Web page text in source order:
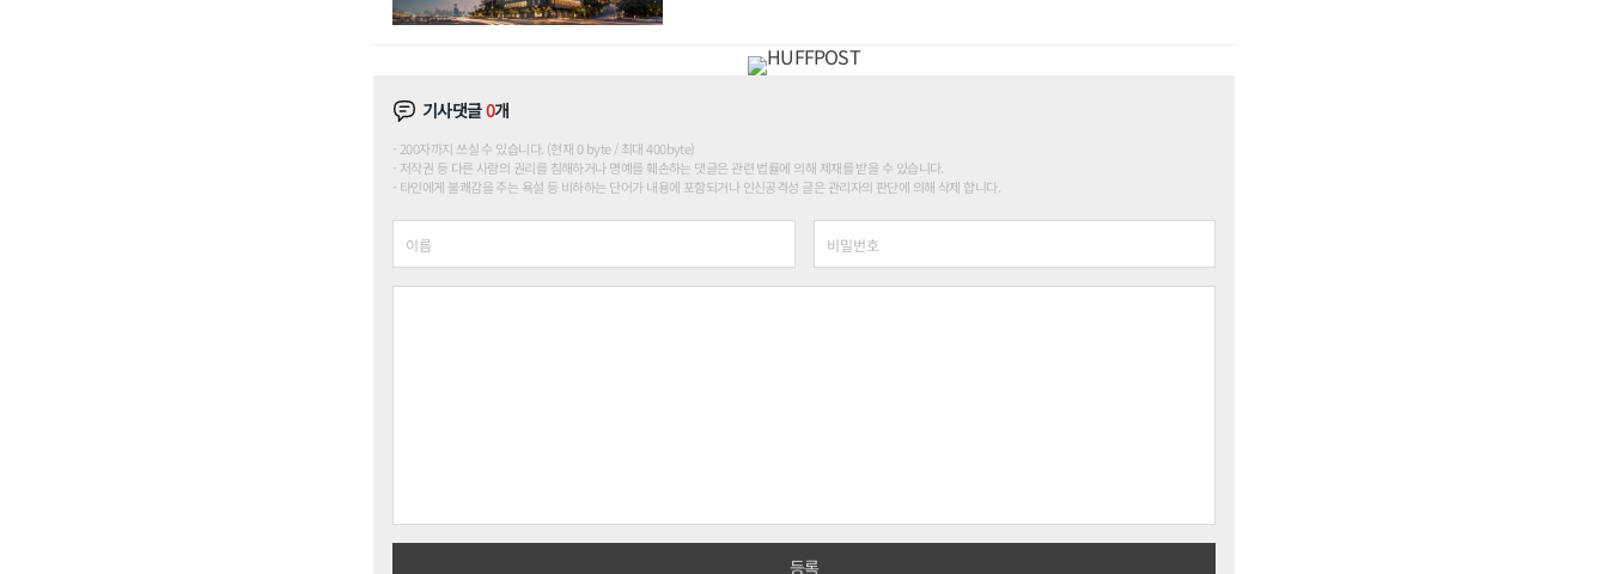
기사댓글0개
200자까지 쓰실 수 있습니다. (현재 0 byte / 최대 400byte)
저작권 등 다른 사람의 권리를 침해하거나 명예를 훼손하는 댓글은 관련 법률에 의해 제재를 받을 수 있습니다.
타인에게 불쾌감을 주는 욕설 등 비하하는 단어가 내용에 포함되거나 인신공격성 글은 관리자의 판단에 의해 삭제 합니다.